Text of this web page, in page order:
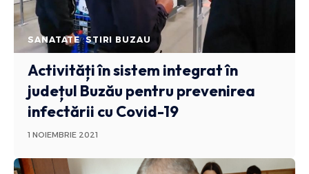
SANATATE STIRI BUZAU
Activități în sistem integrat în
județul Buzău pentru prevenirea
infectării cu Covid-19
1 NOIEMBRIE 2021